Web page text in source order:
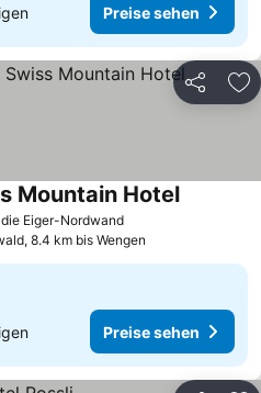
Preise sehen
Teilen
Eiger-NordwandPreise sehen
Mountain HotelPreise
8.4 km bis Wengen
Preise sehen